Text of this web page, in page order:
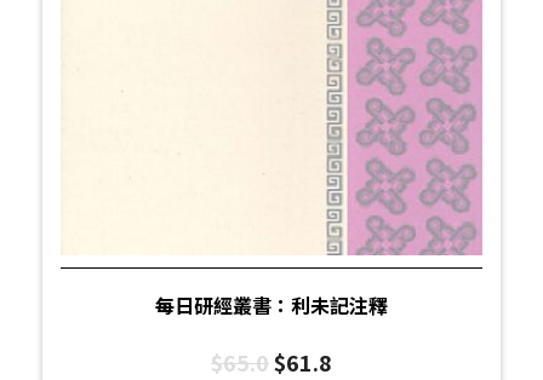
每日研經叢書：利未記注釋
$65.0$61.8